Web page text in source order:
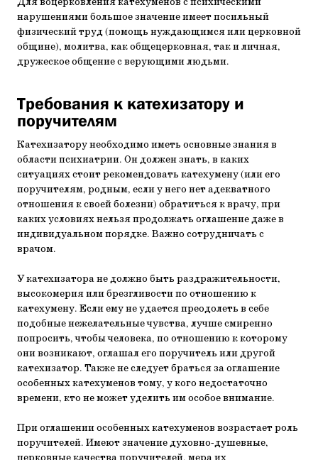
нарушениями большое значение имеет посильный
физический труд (помощь нуждающимся или церковной
общине), молитва, как общецерковная, так и личная,
дружеское общение с верующими людьми.
Требования к катехизатору и
поручителям
Катехизатору необходимо иметь основные знания в
области психиатрии. Он должен знать, в каких
ситуациях стоит рекомендовать катехумену (или его
поручителям, родным, если у него нет адекватного
отношения к своей болезни) обратиться к врачу, при
каких условиях нельзя продолжать оглашение даже в
индивидуальном порядке. Важно сотрудничать с
врачом.
У катехизатора не должно быть раздражительности,
высокомерия или брезгливости по отношению к
катехумену. Если ему не удается преодолеть в себе
подобные нежелательные чувства, лучше смиренно
попросить, чтобы человека, по отношению к которому
они возникают, оглашал его поручитель или другой
катехизатор. Также не следует браться за оглашение
особенных катехуменов тому, у кого недостаточно
времени, кто не может уделить им особое внимание.
При оглашении особенных катехуменов возрастает роль
поручителей. Имеют значение духовно-душевные,